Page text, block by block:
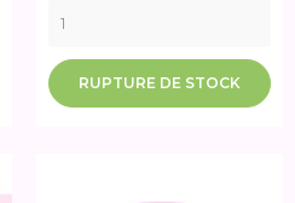
RUPTURE DE STOCK